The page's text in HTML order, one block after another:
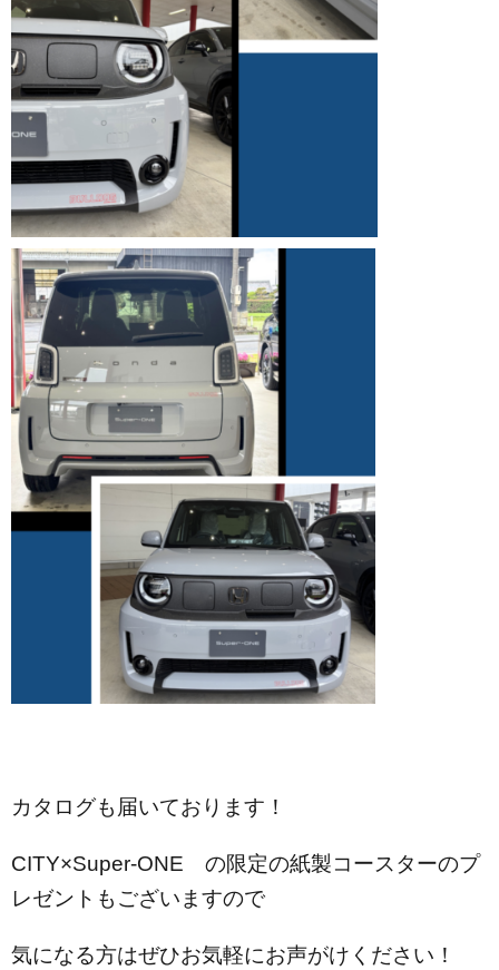
カタログも届いております！
CITY×Super-ONE の限定の紙製コースターのプ
レゼントもございますので
気になる方はぜひお気軽にお声がけください！